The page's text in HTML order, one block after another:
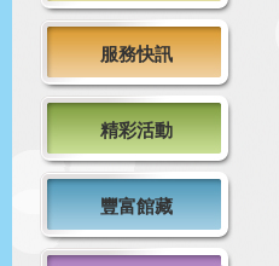
服務快訊
精彩活動
豐富館藏